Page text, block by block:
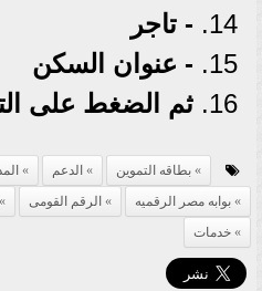
- تاجر
- عنوان السكن
ثم الضغط على
بطاقه التموين الدعم
بوابه مصر الرقميه
الرقم القومى
خدمات